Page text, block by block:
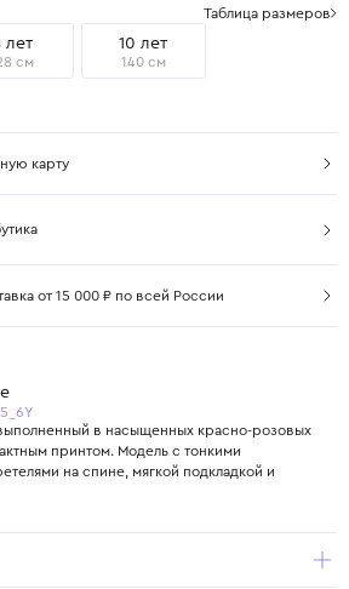
Таблица размеров
лет
см
10 лет
140 см
карту
от 15 000 ₽ по всей России
в насыщенных красно-розовых
принтом. Модель с тонкими
на спине, мягкой подкладкой и